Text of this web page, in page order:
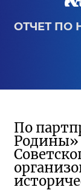
ОТЧЕТ ПО
По